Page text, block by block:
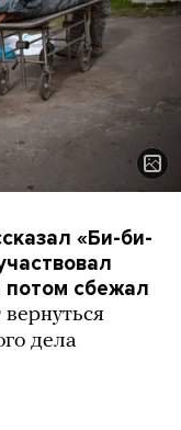
«Би-би-
потом сбежал
дела